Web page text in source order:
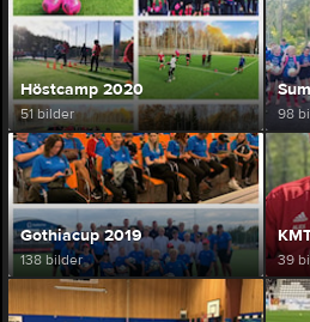
Höstcamp 2020
51 bilder 98
Gothiacup 2019
138 bilder 39